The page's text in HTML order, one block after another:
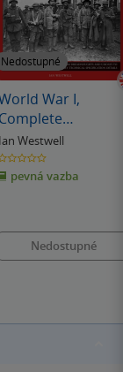
Nedostupné
War I,
Complete
Illustrated History
Ian Westwell
z
pevná vazba
Nedostupné